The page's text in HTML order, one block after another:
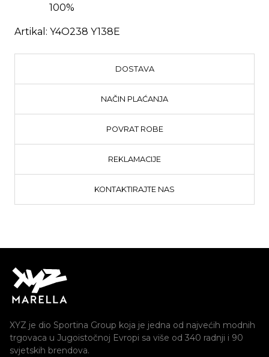
100%
Artikal: Y4O238 Y138E
DOSTAVA
NAČIN PLAĆANJA
POVRAT ROBE
REKLAMACIJE
KONTAKTIRAJTE NAS
XYZ je dio Sportina Group koja je jedna od najvećih modnih
trgovaca u Jugoistočnoj Evropi sa više od 340 radnji i 90
svjetskih brendova.